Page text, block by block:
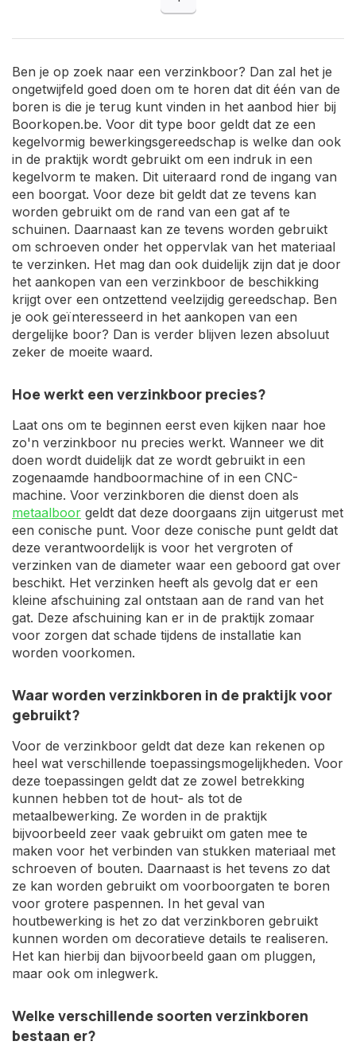
Ben je op zoek naar een verzinkboor? Dan zal het je
ongetwijfeld goed doen om te horen dat dit één van de
boren is die je terug kunt vinden in het aanbod hier bij
Boorkopen.be. Voor dit type boor geldt dat ze een
kegelvormig bewerkingsgereedschap is welke dan ook
in de praktijk wordt gebruikt om een indruk in een
kegelvorm te maken. Dit uiteraard rond de ingang van
een boorgat. Voor deze bit geldt dat ze tevens kan
worden gebruikt om de rand van een gat af te
schuinen. Daarnaast kan ze tevens worden gebruikt
om schroeven onder het oppervlak van het materiaal
te verzinken. Het mag dan ook duidelijk zijn dat je door
het aankopen van een verzinkboor de beschikking
krijgt over een ontzettend veelzijdig gereedschap. Ben
je ook geïnteresseerd in het aankopen van een
dergelijke boor? Dan is verder blijven lezen absoluut
zeker de moeite waard.
Hoe werkt een verzinkboor precies?
Laat ons om te beginnen eerst even kijken naar hoe
zo'n verzinkboor nu precies werkt. Wanneer we dit
doen wordt duidelijk dat ze wordt gebruikt in een
zogenaamde handboormachine of in een CNC-
machine. Voor verzinkboren die dienst doen als
metaalboor geldt dat deze doorgaans zijn uitgerust met
een conische punt. Voor deze conische punt geldt dat
deze verantwoordelijk is voor het vergroten of
verzinken van de diameter waar een geboord gat over
beschikt. Het verzinken heeft als gevolg dat er een
kleine afschuining zal ontstaan aan de rand van het
gat. Deze afschuining kan er in de praktijk zomaar
voor zorgen dat schade tijdens de installatie kan
worden voorkomen.
Waar worden verzinkboren in de praktijk voor
gebruikt?
Voor de verzinkboor geldt dat deze kan rekenen op
heel wat verschillende toepassingsmogelijkheden. Voor
deze toepassingen geldt dat ze zowel betrekking
kunnen hebben tot de hout- als tot de
metaalbewerking. Ze worden in de praktijk
bijvoorbeeld zeer vaak gebruikt om gaten mee te
maken voor het verbinden van stukken materiaal met
schroeven of bouten. Daarnaast is het tevens zo dat
ze kan worden gebruikt om voorboorgaten te boren
voor grotere paspennen. In het geval van
houtbewerking is het zo dat verzinkboren gebruikt
kunnen worden om decoratieve details te realiseren.
Het kan hierbij dan bijvoorbeeld gaan om pluggen,
maar ook om inlegwerk.
Welke verschillende soorten verzinkboren
bestaan er?